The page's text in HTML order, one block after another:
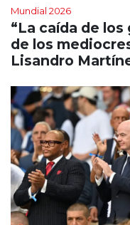
Mundial 2026
“La caída de
de los
Lisandro